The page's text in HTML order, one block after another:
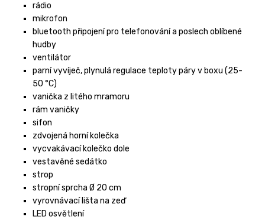
rádio
mikrofon
bluetooth připojení pro telefonování a poslech oblíbené
hudby
ventilátor
parní vyvíječ, plynulá regulace teploty páry v boxu (25-
50 °C)
vanička z litého mramoru
rám vaničky
sifon
zdvojená horní kolečka
vycvakávací kolečko dole
vestavěné sedátko
strop
stropní sprcha Ø 20 cm
vyrovnávací lišta na zeď
LED osvětlení